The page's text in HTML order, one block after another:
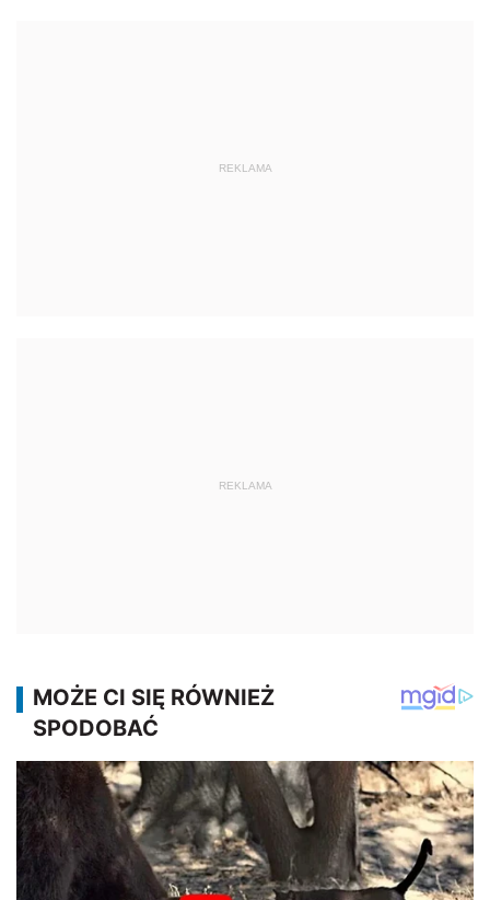
REKLAMA
REKLAMA